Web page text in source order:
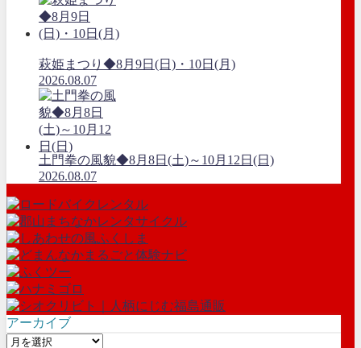
萩姫まつり◆8月9日(日)・10日(月)
2026.08.07
土門拳の風貌◆8月8日(土)～10月12日(日)
2026.08.07
アーカイブ
ア